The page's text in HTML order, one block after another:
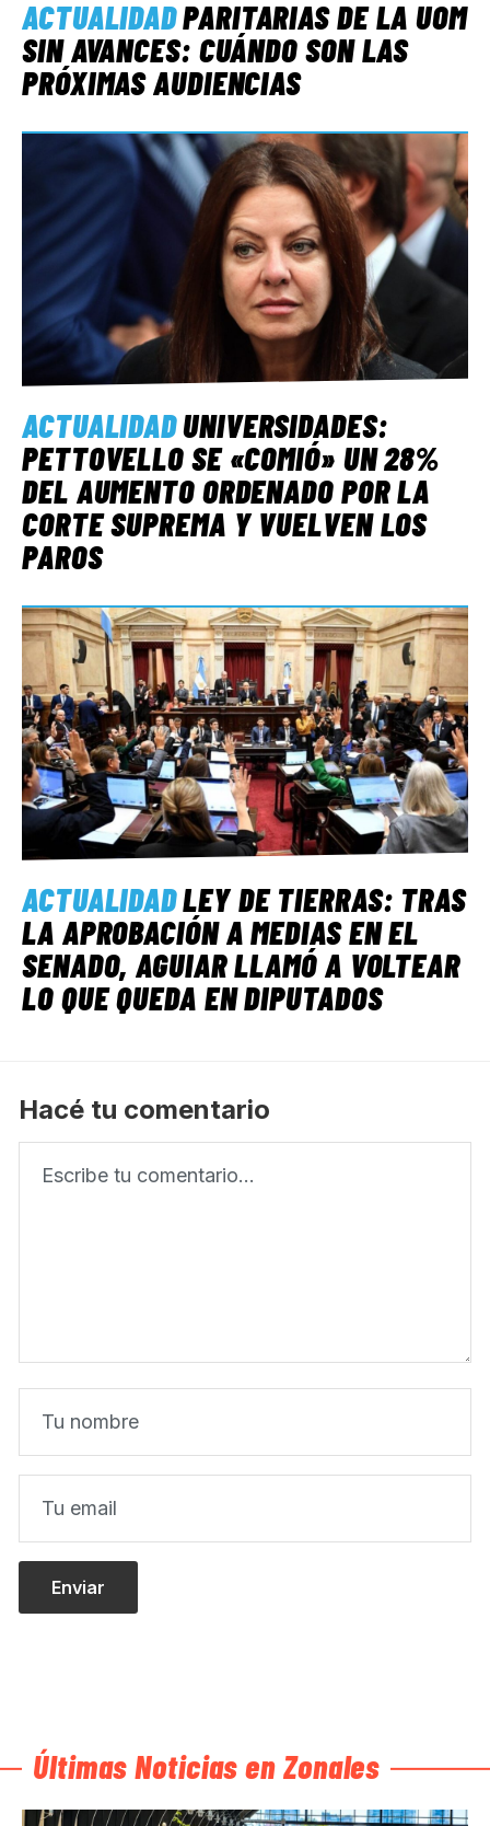
ACTUALIDADPARITARIAS DE LA UOM
SIN AVANCES: CUÁNDO SON LAS
PRÓXIMAS AUDIENCIAS
ACTUALIDADUNIVERSIDADES:
PETTOVELLO SE «COMIÓ» UN 28%
DEL AUMENTO ORDENADO POR LA
CORTE SUPREMA Y VUELVEN LOS
PAROS
ACTUALIDADLEY DE TIERRAS: TRAS
LA APROBACIÓN A MEDIAS EN EL
SENADO, AGUIAR LLAMÓ A VOLTEAR
LO QUE QUEDA EN DIPUTADOS
Hacé tu comentario
Últimas Noticias en Zonales